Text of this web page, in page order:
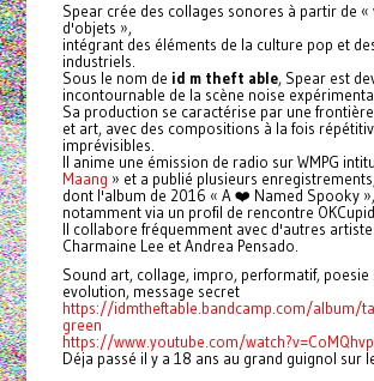
Spear crée des collages sonores à partir de «
d'objets »,
intégrant des éléments de la culture pop et
industriels.
Sous le nom de id m theft able, Spear est
incontournable de la scène noise
Sa production se caractérise par une
et art, avec des compositions à la fois
imprévisibles.
Il anime une émission de radio sur WMPG
Maang » et a publié plusieurs
dont l'album de 2016 « A ❤️ Named Spooky
notamment via un profil de rencontre
Il collabore fréquemment avec d'autres
Charmaine Lee et Andrea Pensado.
Sound art, collage, impro, performatif, poesie
evolution, message secret
https://idmtheftable.bandcamp.com/album/
green
https://www.youtube.com/
Déja passé il y a 18 ans au grand guignol sur